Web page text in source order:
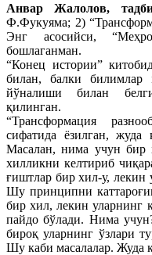
Анвар Жалолов,
Ф.Фукуяма; 2)
Энг асосийси,
бошлаганман.
“Конец истории”
билан, балки
йўналиши билан
қилинган.
“Трансформация
сифатида ёзилган, жуда
Масалан, нима учун бир
хилликни келтириб
ғиштлар бир хил-у, лекин
Шу принципни
бир хил, лекин уларнинг
пайдо бўлади. Нима
бироқ уларнинг ўзлари
Шу каби масалалар. Жуда